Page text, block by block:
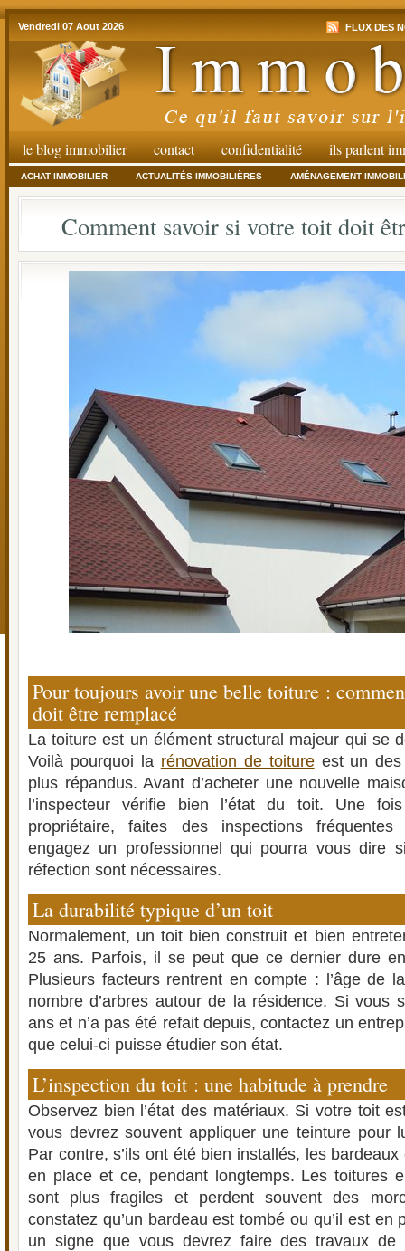
Vendredi 07 Aout 2026 FLUX DES
le blog immobilier contact confidentialité ils parlent
ACHAT IMMOBILIER ACTUALITÉS IMMOBILIÈRES AMÉNAGEMENT
Comment savoir si votre toit doit
Pour toujours avoir une belle toiture :
doit être remplacé
La toiture est un élément structural majeur qui se
Voilà pourquoi la rénovation de toitureest un des
plus répandus. Avant d’acheter une nouvelle
l’inspecteur vérifie bien l’état du toit. Une
propriétaire, faites des inspections
engagez un professionnel qui pourra vous dire
réfection sont nécessaires.
La durabilité typique d’un toit
Normalement, un toit bien construit et bien
25 ans. Parfois, il se peut que ce dernier dure
Plusieurs facteurs rentrent en compte : l’âge de
nombre d’arbres autour de la résidence. Si vous
ans et n’a pas été refait depuis, contactez un
que celui-ci puisse étudier son état.
L’inspection du toit : une habitude à prendre
Observez bien l’état des matériaux. Si votre toit
vous devrez souvent appliquer une teinture pour
Par contre, s’ils ont été bien installés, les
en place et ce, pendant longtemps. Les toitures
sont plus fragiles et perdent souvent des
constatez qu’un bardeau est tombé ou qu’il est en
un signe que vous devrez faire des travaux de